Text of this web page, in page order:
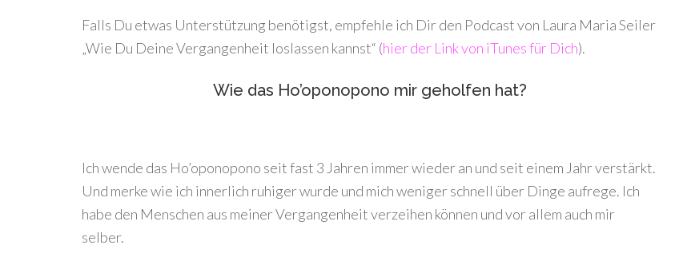
Falls Du etwas Unterstützung benötigst, empfehle ich Dir den Podcast von Laura Maria Seiler
„Wie Du Deine Vergangenheit loslassen kannst“ (hier der Link von iTunes für Dich).
Wie das Ho’oponopono mir geholfen hat?
Ich wende das Ho’oponopono seit fast 3 Jahren immer wieder an und seit einem Jahr verstärkt.
Und merke wie ich innerlich ruhiger wurde und mich weniger schnell über Dinge aufrege. Ich
habe den Menschen aus meiner Vergangenheit verzeihen können und vor allem auch mir
selber.